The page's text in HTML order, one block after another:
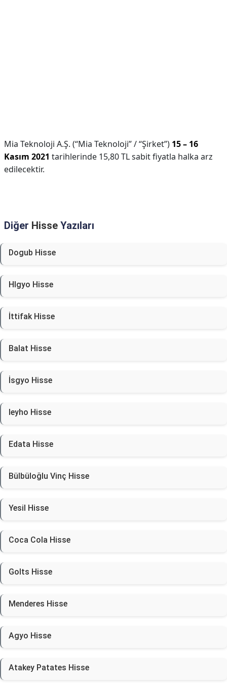
Mia Teknoloji A.Ş. (“Mia Teknoloji” / “Şirket”) 15 – 16
Kasım 2021 tarihlerinde 15,80 TL sabit fiyatla halka arz
edilecektir.
Diğer Hisse Yazıları
Dogub Hisse
Hlgyo Hisse
İttifak Hisse
Balat Hisse
İsgyo Hisse
Ieyho Hisse
Edata Hisse
Bülbüloğlu Vinç Hisse
Yesil Hisse
Coca Cola Hisse
Golts Hisse
Menderes Hisse
Agyo Hisse
Atakey Patates Hisse